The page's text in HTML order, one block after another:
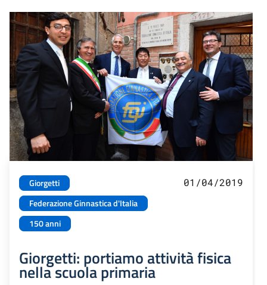
Giorgetti
Federazione Ginnastica d'Italia
150 anni
01/04/2019
Giorgetti: portiamo attività fisica
nella scuola primaria